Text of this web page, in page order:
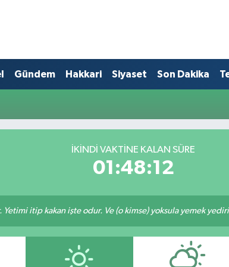
Gündem Hakkari Siyaset Son Dakika
İKINDI VAKTINE KALAN SÜRE
01:48:12
itip kakan işte odur. Ve (o kimse) yoksula yemek